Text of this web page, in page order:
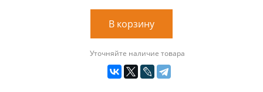
В корзину
Уточняйте наличие товара